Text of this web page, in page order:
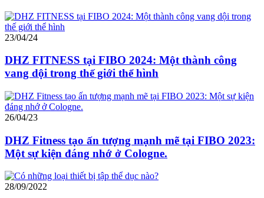
23/04/24
DHZ FITNESS tại FIBO 2024: Một thành công
vang dội trong thế giới thể hình
26/04/23
DHZ Fitness tạo ấn tượng mạnh mẽ tại FIBO 2023:
Một sự kiện đáng nhớ ở Cologne.
28/09/2022